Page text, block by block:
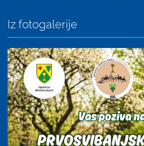
Iz fotogalerije